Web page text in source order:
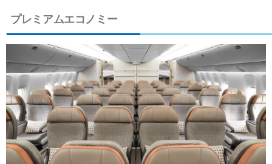
楽天トラベル) 海外ツアー 最大30,000円OFFクーポン
05/25 Trip.com) 海外航空券(アジア・ハワイ) 6,900円~
05/23 Trip.com) 航空券＋ホテル 最大5,000円OFFクーポン
05/23 Trip.com) 海外航空券 最大2,500円OFFクーポン
05/22 HIS) 海外旅行タイムセール
プレミアムエコノミー